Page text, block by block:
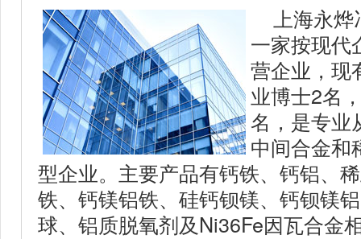
上海永
一家按现代
营企业，现
业博士2名
名，是专业
中间合金和
型企业。主要产品有钙铁、钙铝、
铁、钙镁铝铁、硅钙钡镁、钙钡镁
球、铝质脱氧剂及Ni36Fe因瓦合金